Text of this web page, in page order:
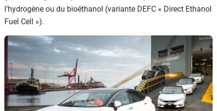
l’hydrogène ou du bioéthanol (variante DEFC « Direct Ethanol
Fuel Cell »).